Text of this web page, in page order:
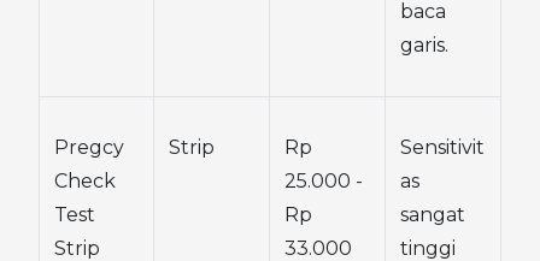
baca
garis.
Pregcy
Check
Test
Strip
Strip
Rp
25.000 -
Rp
33.000
Sensitivit
as
sangat
tinggi